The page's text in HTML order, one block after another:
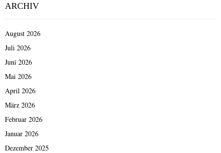
ARCHIV
August 2026
Juli 2026
Juni 2026
Mai 2026
April 2026
März 2026
Februar 2026
Januar 2026
Dezember 2025